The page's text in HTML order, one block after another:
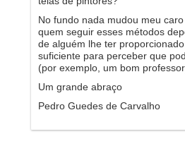
No fundo nada mudou meu
quem seguir esses métodos
de alguém lhe ter
suficiente para perceber que
(por exemplo, um bom
Um grande abraço
Pedro Guedes de Carvalho